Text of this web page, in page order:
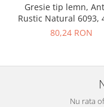
Gresie tip lemn,
Rustic Natural 6093,
cm, portelanata, bej,
80,24 RON
Nu rata